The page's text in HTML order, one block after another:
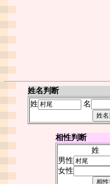
姓名判断
姓
名
相性判断
姓
男性
女性